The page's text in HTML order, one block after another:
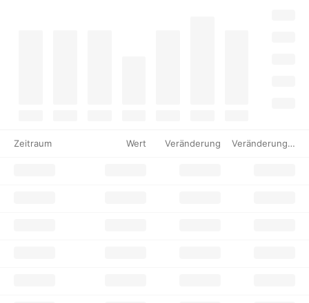
Zeitraum Wert Veränderung Veränderung %